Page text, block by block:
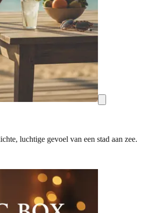
luchtige gevoel van een stad aan zee.